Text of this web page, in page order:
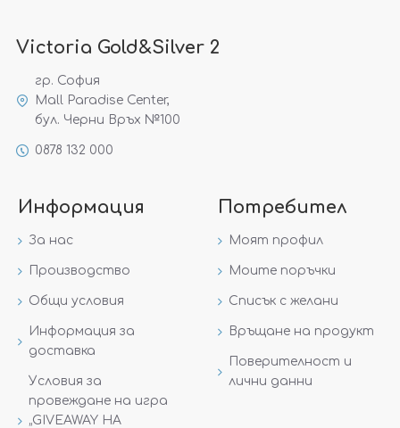
Victoria Gold&Silver 2
гр. София
Mall Paradise Center,
бул. Черни Връх №100
0878 132 000
Информация
За нас
Производство
Общи условия
Информация за
доставка
Условия за
провеждане на игра
„GIVEAWAY НА
Потребител
Моят профил
Моите поръчки
Списък с желани
Връщане на продукт
Поверителност и
лични данни